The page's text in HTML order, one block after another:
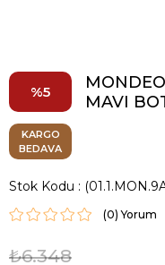
5
MAVI
KARGO
BEDAVA
Stok Kodu
(0)
₺6.348